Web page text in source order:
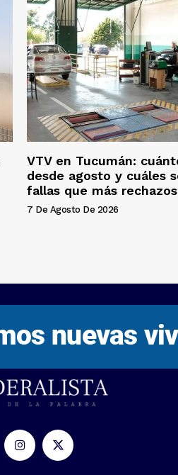
VTV en Tucumán:
desde agosto y cuáles
fallas que más
7 De Agosto De 2026